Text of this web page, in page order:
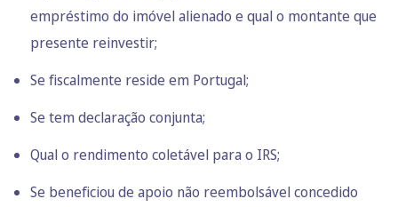
empréstimo do imóvel alienado e qual o montante que
presente reinvestir;
Se fiscalmente reside em Portugal;
Se tem declaração conjunta;
Qual o rendimento coletável para o IRS;
Se beneficiou de apoio não reembolsável concedido